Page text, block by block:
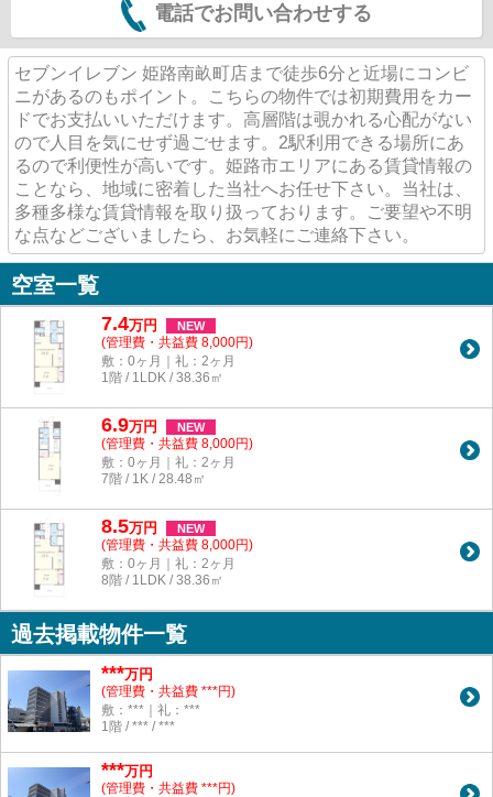
電話でお問い合わせする
セブンイレブン 姫路南畝町店まで徒歩6分と近場にコンビ
ニがあるのもポイント。こちらの物件では初期費用をカー
ドでお支払いいただけます。高層階は覗かれる心配がない
ので人目を気にせず過ごせます。2駅利用できる場所にあ
るので利便性が高いです。姫路市エリアにある賃貸情報の
ことなら、地域に密着した当社へお任せ下さい。当社は、
多種多様な賃貸情報を取り扱っております。ご要望や不明
な点などございましたら、お気軽にご連絡下さい。
空室一覧
7.4万円 NEW
(管理費・共益費 8,000円)
敷：0ヶ月｜礼：2ヶ月
1階 / 1LDK / 38.36㎡
6.9万円 NEW
(管理費・共益費 8,000円)
敷：0ヶ月｜礼：2ヶ月
7階 / 1K / 28.48㎡
8.5万円 NEW
(管理費・共益費 8,000円)
敷：0ヶ月｜礼：2ヶ月
8階 / 1LDK / 38.36㎡
過去掲載物件一覧
***万円
(管理費・共益費 ***円)
敷：***｜礼：***
1階 / *** / ***
***万円
(管理費・共益費 ***円)